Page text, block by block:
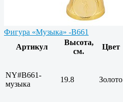
Фигура «Музыка» -B661
Артикул
Высота,
см.
Цвет
NY#B661-
музыка
19.8 Золото